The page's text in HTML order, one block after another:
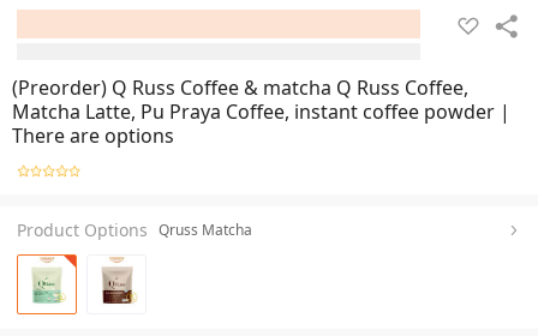
(Preorder) Q Russ Coffee & matcha Q Russ Coffee,
Matcha Latte, Pu Praya Coffee, instant coffee powder |
There are options
Product Options Qruss Matcha